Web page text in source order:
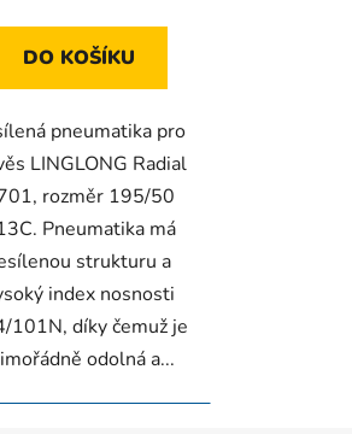
DO KOŠÍKU
pneumatika pro
LINGLONG Radial
rozměr 195/50
Pneumatika má
strukturu a
index nosnosti
101N, díky čemuž je
odolná a...